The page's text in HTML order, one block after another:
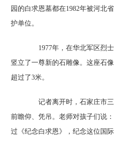
园的白求恩墓都在1982年被河北
护单位。
1977年，在华北军区烈士
竖立了一尊新的石雕像。这座石
超过了3米。
记者离开时，石家庄市三
前瞻仰、凭吊。老师对孩子们说
过《纪念白求恩》，纪念这位国